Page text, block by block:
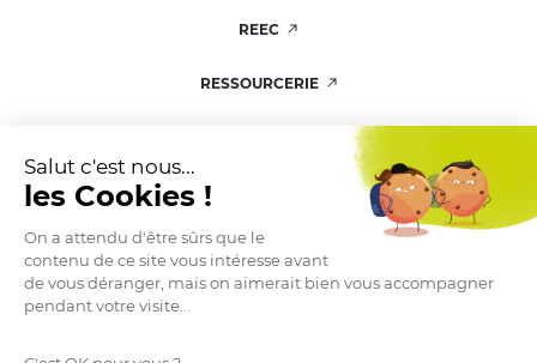
REEC
RESSOURCERIE
KIT DE COMMUNICATION
ESPACE PRESSE
Salut c'est nous...
les Cookies !
On a attendu d'être sûrs que le
contenu de ce site vous intéresse avant
de vous déranger, mais on aimerait bien vous accompagner
pendant votre visite...